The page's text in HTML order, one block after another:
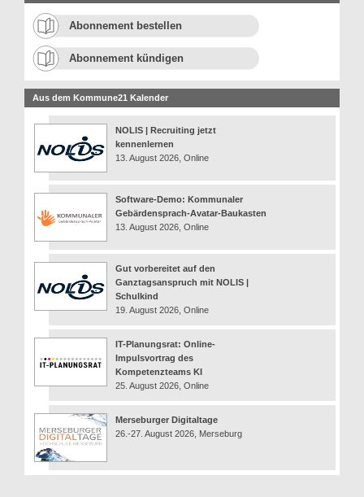
Abonnement bestellen
Abonnement kündigen
Aus dem Kommune21 Kalender
NOLIS | Recruiting jetzt
kennenlernen
13. August 2026, Online
Software-Demo: Kommunaler
Gebärdensprach-Avatar-Baukasten
13. August 2026, Online
Gut vorbereitet auf den
Ganztagsanspruch mit NOLIS |
Schulkind
19. August 2026, Online
IT-Planungsrat: Online-
Impulsvortrag des
Kompetenzteams KI
25. August 2026, Online
Merseburger Digitaltage
26.-27. August 2026, Merseburg